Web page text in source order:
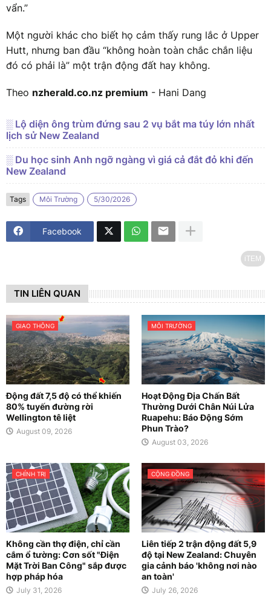
vẩn.”
Một người khác cho biết họ cảm thấy rung lắc ở Upper
Hutt, nhưng ban đầu “không hoàn toàn chắc chắn liệu
đó có phải là” một trận động đất hay không.
Theo nzherald.co.nz premium - Hani Dang
░ Lộ diện ông trùm đứng sau 2 vụ bắt ma túy lớn nhất
lịch sử New Zealand
░ Du học sinh Anh ngỡ ngàng vì giá cả đắt đỏ khi đến
New Zealand
Tags Môi Trường 5/30/2026
Facebook
iTEM
TIN LIÊN QUAN
GIAO THÔNG
Động đất 7,5 độ có thể khiến
80% tuyến đường rời
Wellington tê liệt
August 09, 2026
MÔI TRƯỜNG
Hoạt Động Địa Chấn Bất
Thường Dưới Chân Núi Lửa
Ruapehu: Báo Động Sớm
Phun Trào?
August 03, 2026
CHÍNH TRỊ
Không cần thợ điện, chỉ cần
cắm ổ tường: Cơn sốt "Điện
Mặt Trời Ban Công" sắp được
hợp pháp hóa
July 31, 2026
CỘNG ĐỒNG
Liên tiếp 2 trận động đất 5,9
độ tại New Zealand: Chuyên
gia cảnh báo 'không nơi nào
an toàn'
July 26, 2026